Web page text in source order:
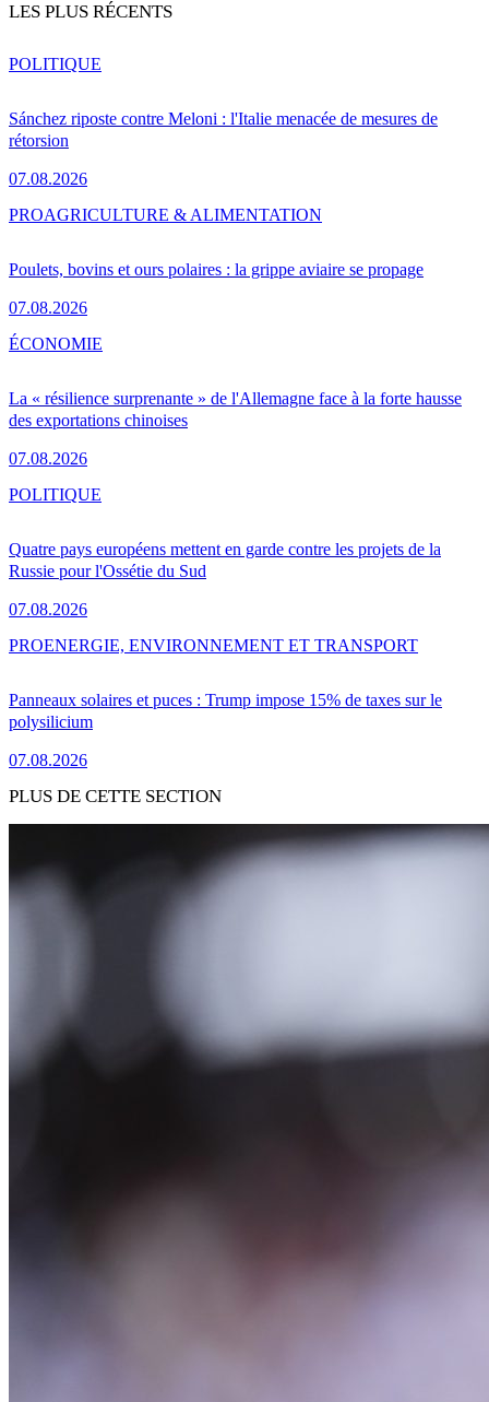
LES PLUS RÉCENTS
Sánchez riposte contre Meloni : l'Italie menacée de mesures de
rétorsion
07.08.2026
POLITIQUE
Poulets, bovins et ours polaires : la grippe aviaire se propage
07.08.2026
PROAGRICULTURE & ALIMENTATION
La « résilience surprenante » de l'Allemagne face à la forte hausse
des exportations chinoises
07.08.2026
ÉCONOMIE
Quatre pays européens mettent en garde contre les projets de la
Russie pour l'Ossétie du Sud
07.08.2026
POLITIQUE
Panneaux solaires et puces : Trump impose 15% de taxes sur le
polysilicium
07.08.2026
PROENERGIE, ENVIRONNEMENT ET TRANSPORT
PLUS DE CETTE SECTION